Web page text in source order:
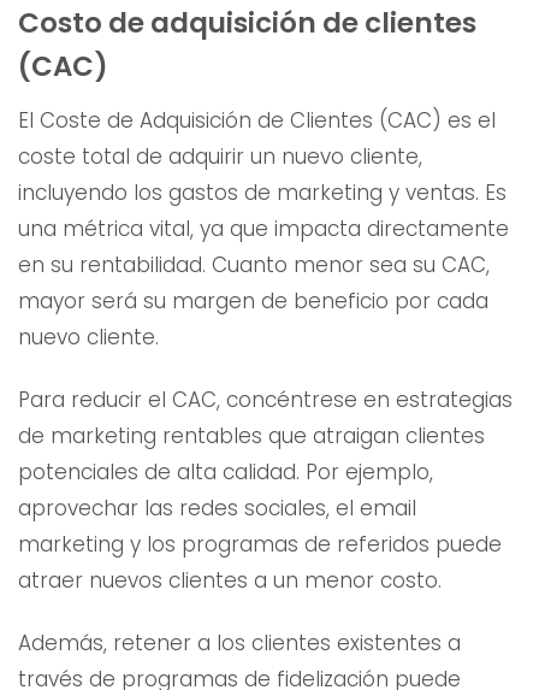
Costo de adquisición de clientes
(CAC)
El Coste de Adquisición de Clientes (CAC) es el
coste total de adquirir un nuevo cliente,
incluyendo los gastos de marketing y ventas. Es
una métrica vital, ya que impacta directamente
en su rentabilidad. Cuanto menor sea su CAC,
mayor será su margen de beneficio por cada
nuevo cliente.
Para reducir el CAC, concéntrese en estrategias
de marketing rentables que atraigan clientes
potenciales de alta calidad. Por ejemplo,
aprovechar las redes sociales, el email
marketing y los programas de referidos puede
atraer nuevos clientes a un menor costo.
Además, retener a los clientes existentes a
través de programas de fidelización puede